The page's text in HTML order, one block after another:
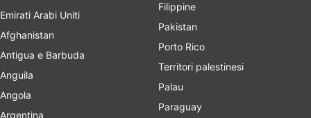
Emirati Arabi Uniti
Afghanistan
Antigua e Barbuda
Anguila
Angola
Argentina
Filippine
Pakistan
Porto Rico
Territori palestinesi
Palau
Paraguay